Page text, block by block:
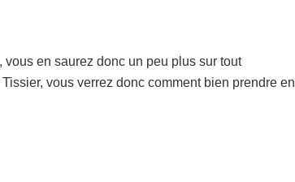
en saurez donc un peu plus sur tout
vous verrez donc comment bien prendre en